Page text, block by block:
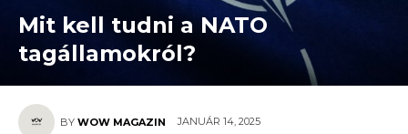
Mit kell tudni a NATO
tagállamokról?
BY WOW MAGAZIN JANUÁR 14, 2025